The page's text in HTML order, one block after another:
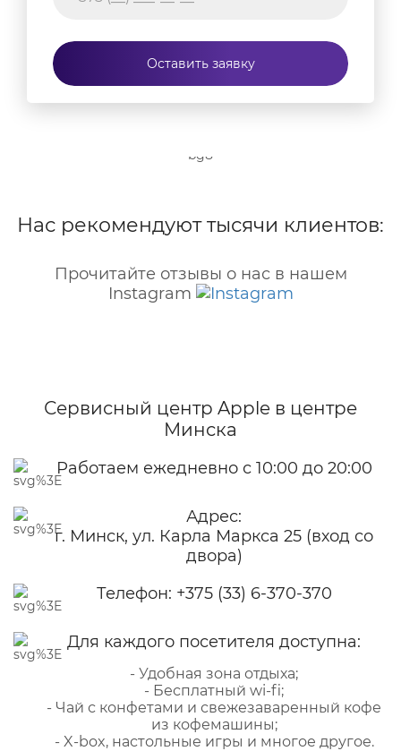
Оставить заявку
Нас рекомендуют тысячи клиентов:
Прочитайте отзывы о нас в нашем
Instagram
Сервисный центр Apple в центре
Минска
Работаем ежедневно с 10:00 до 20:00
Адрес:
г. Минск, ул. Карла Маркса 25 (вход со
двора)
Телефон: +375 (33) 6-370-370
Для каждого посетителя доступна:
- Удобная зона отдыха;
- Бесплатный wi-fi;
- Чай с конфетами и свежезаваренный кофе
из кофемашины;
- X-box, настольные игры и многое другое.